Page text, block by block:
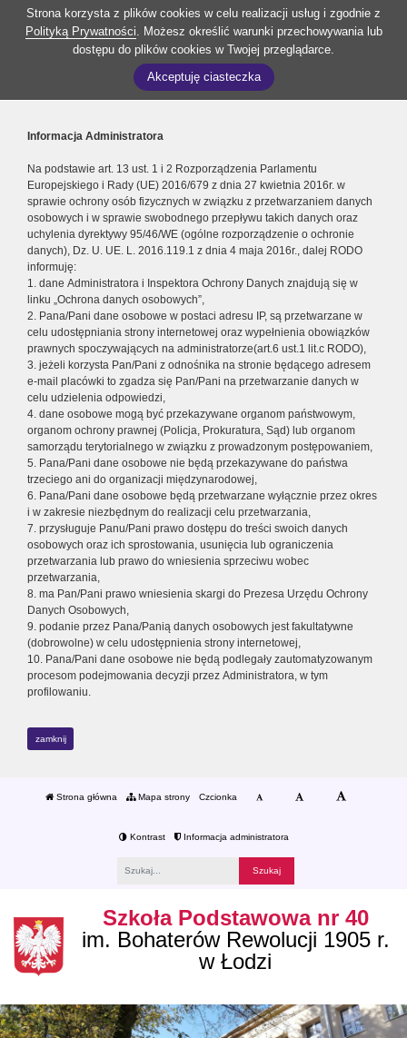
Strona korzysta z plików cookies w celu realizacji usług i zgodnie z
Polityką Prywatności. Możesz określić warunki przechowywania lub
dostępu do plików cookies w Twojej przeglądarce.
Akceptuję ciasteczka
Informacja Administratora
Na podstawie art. 13 ust. 1 i 2 Rozporządzenia Parlamentu
Europejskiego i Rady (UE) 2016/679 z dnia 27 kwietnia 2016r. w
sprawie ochrony osób fizycznych w związku z przetwarzaniem danych
osobowych i w sprawie swobodnego przepływu takich danych oraz
uchylenia dyrektywy 95/46/WE (ogólne rozporządzenie o ochronie
danych), Dz. U. UE. L. 2016.119.1 z dnia 4 maja 2016r., dalej RODO
informuję:
1. dane Administratora i Inspektora Ochrony Danych znajdują się w
linku „Ochrona danych osobowych”,
2. Pana/Pani dane osobowe w postaci adresu IP, są przetwarzane w
celu udostępniania strony internetowej oraz wypełnienia obowiązków
prawnych spoczywających na administratorze(art.6 ust.1 lit.c RODO),
3. jeżeli korzysta Pan/Pani z odnośnika na stronie będącego adresem
e-mail placówki to zgadza się Pan/Pani na przetwarzanie danych w
celu udzielenia odpowiedzi,
4. dane osobowe mogą być przekazywane organom państwowym,
organom ochrony prawnej (Policja, Prokuratura, Sąd) lub organom
samorządu terytorialnego w związku z prowadzonym postępowaniem,
5. Pana/Pani dane osobowe nie będą przekazywane do państwa
trzeciego ani do organizacji międzynarodowej,
6. Pana/Pani dane osobowe będą przetwarzane wyłącznie przez okres
i w zakresie niezbędnym do realizacji celu przetwarzania,
7. przysługuje Panu/Pani prawo dostępu do treści swoich danych
osobowych oraz ich sprostowania, usunięcia lub ograniczenia
przetwarzania lub prawo do wniesienia sprzeciwu wobec
przetwarzania,
8. ma Pan/Pani prawo wniesienia skargi do Prezesa Urzędu Ochrony
Danych Osobowych,
9. podanie przez Pana/Panią danych osobowych jest fakultatywne
(dobrowolne) w celu udostępnienia strony internetowej,
10. Pana/Pani dane osobowe nie będą podlegały zautomatyzowanym
procesom podejmowania decyzji przez Administratora, w tym
profilowaniu.
zamknij
Strona główna Mapa strony Czcionka
Kontrast Informacja administratora
Szkoła Podstawowa nr 40
im. Bohaterów Rewolucji 1905 r.
w Łodzi